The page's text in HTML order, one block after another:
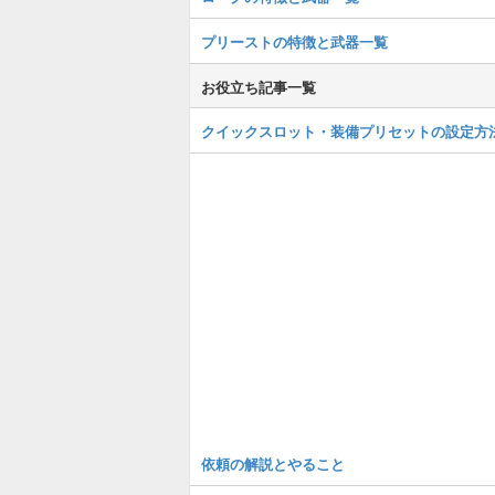
プリーストの特徴と武器一覧
お役立ち記事一覧
クイックスロット・装備プリセットの設定方
依頼の解説とやること